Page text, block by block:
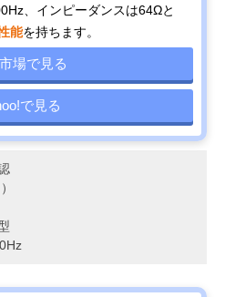
、インピーダンスは64Ωと
能を持ちます。
場で見る
で見る